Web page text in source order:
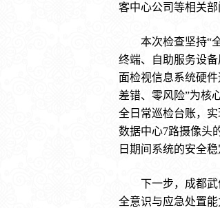
客中心公司等相关部
本次检查坚持“全
终端、自助服务设
面检视信息系统硬
差错、零风险”为核
全日常巡检台账，
数据中心7路摄像头
日期间系统的安全稳
下一步，成都武侯
全意识与应急处置